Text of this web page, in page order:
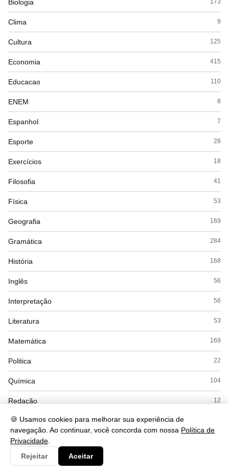
🍪 Usamos cookies para melhorar sua experiência de
navegação. Ao continuar, você concorda com nossa Política de
Privacidade
Rejeitar
Aceitar
Biologia 173
Clima 9
Cultura 125
Economia 415
Educacao 110
ENEM 8
Espanhol 7
Esporte 28
Exercícios 18
Filosofia 41
Física 53
Geografia 169
Gramática 284
História 168
Inglês 56
Interpretação 56
Literatura 53
Matemática 169
Politica 22
Química 104
Redação 12
Saude
Seguranca
Simulados